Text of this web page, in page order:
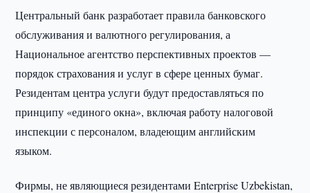
Центральный банк разработает правила банковского
обслуживания и валютного регулирования, а
Национальное агентство перспективных проектов —
порядок страхования и услуг в сфере ценных бумаг.
Резидентам центра услуги будут предоставляться по
принципу «единого окна», включая работу налоговой
инспекции с персоналом, владеющим английским
языком.
Фирмы, не являющиеся резидентами Enterprise Uzbekistan,